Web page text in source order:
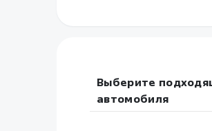
Выберите
автомобиля